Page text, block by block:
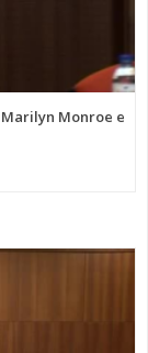
Monroe e